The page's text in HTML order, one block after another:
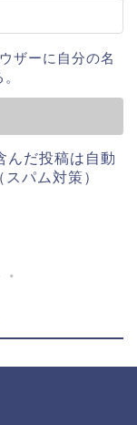
ザーに自分の名
んだ投稿は自動
パム対策）